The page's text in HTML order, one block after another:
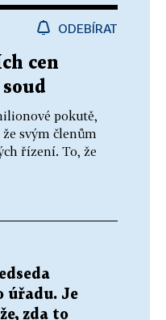
ODEBÍRAT
cen
pokutě,
svým členům
řízení. To, že
úřadu. Je
zda to